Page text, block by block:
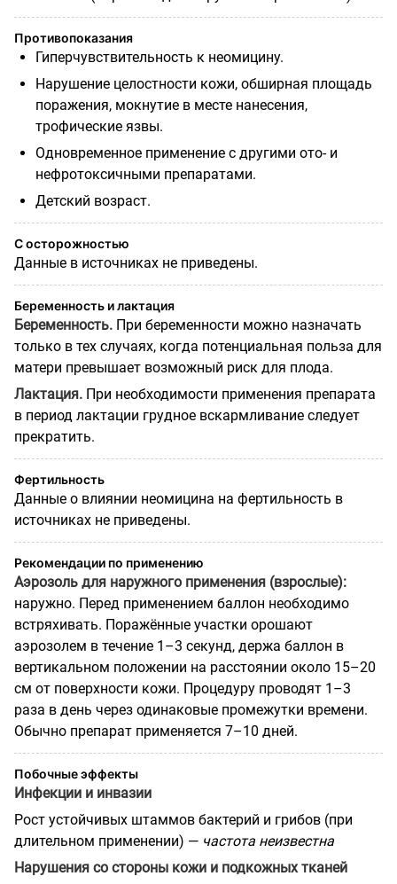
Противопоказания
Гиперчувствительность к неомицину.
Нарушение целостности кожи, обширная площадь
поражения, мокнутие в месте нанесения,
трофические язвы.
Одновременное применение с другими ото- и
нефротоксичными препаратами.
Детский возраст.
С осторожностью
Данные в источниках не приведены.
Беременность и лактация
Беременность. При беременности можно назначать
только в тех случаях, когда потенциальная польза для
матери превышает возможный риск для плода.
Лактация. При необходимости применения препарата
в период лактации грудное вскармливание следует
прекратить.
Фертильность
Данные о влиянии неомицина на фертильность в
источниках не приведены.
Рекомендации по применению
Аэрозоль для наружного применения (взрослые):
наружно. Перед применением баллон необходимо
встряхивать. Поражённые участки орошают
аэрозолем в течение 1–3 секунд, держа баллон в
вертикальном положении на расстоянии около 15–20
см от поверхности кожи. Процедуру проводят 1–3
раза в день через одинаковые промежутки времени.
Обычно препарат применяется 7–10 дней.
Побочные эффекты
Инфекции и инвазии
Рост устойчивых штаммов бактерий и грибов (при
длительном применении) — частота неизвестна
Нарушения со стороны кожи и подкожных тканей